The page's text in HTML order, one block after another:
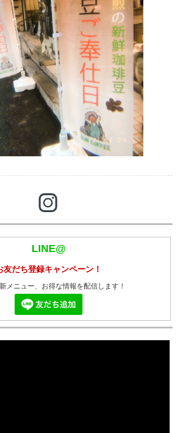
LINE@
友だち登録キャンペーン！
メニュー、お得な情報を配信します！